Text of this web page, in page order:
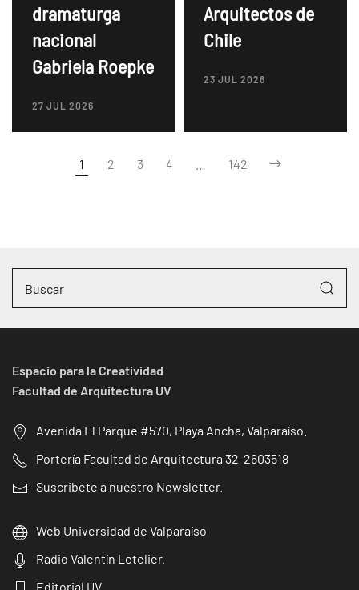
dramaturga
nacional
Gabriela Roepke
27 JUL 2026
Arquitectos de
Chile
23 JUL 2026
1 2 3 4 142
Espacio para la Creatividad
Facultad de Arquitectura UV
Avenida El Parque #570, Playa Ancha, Valparaíso.
Portería Facultad de Arquitectura 32-2603518
Suscribete a nuestro Newsletter.
Web Universidad de Valparaíso
Radio Valentín Letelier.
Editorial UV